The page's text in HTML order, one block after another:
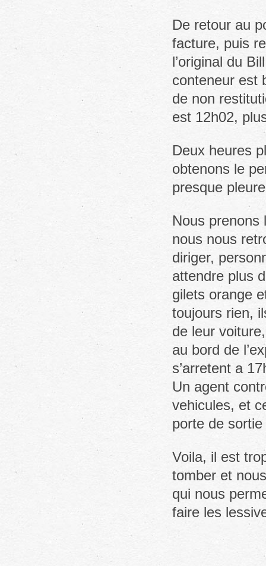
De retour au
facture, puis
l’original du
conteneur est
de non
est 12h02,
Deux heures
obtenons le
presque
Nous prenons
nous nous
diriger,
attendre plus
gilets orange
toujours rien,
de leur
au bord de
s’arretent a
Un agent
vehicules, et
porte de
Voila, il est
tomber et
qui nous
faire les